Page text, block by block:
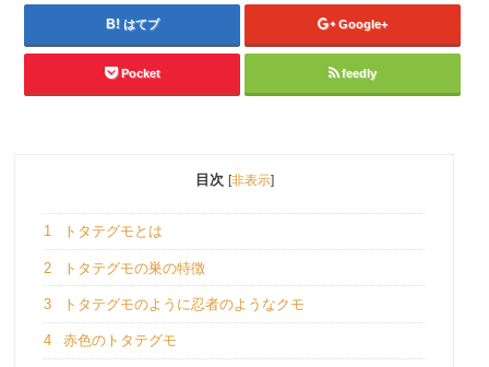
はてブ Google+
Pocket feedly
目次 [非表示]
1 トタテグモとは
2 トタテグモの巣の特徴
3 トタテグモのように忍者のようなクモ
4 赤色のトタテグモ